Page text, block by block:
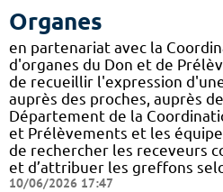
Organes
en partenariat avec la
d'organes du Don et de
de recueillir l'expression
auprès des proches, auprès
Département de la
et Prélèvements et les
de rechercher les receveurs
et d’attribuer les greffons
10/06/2026 17:47